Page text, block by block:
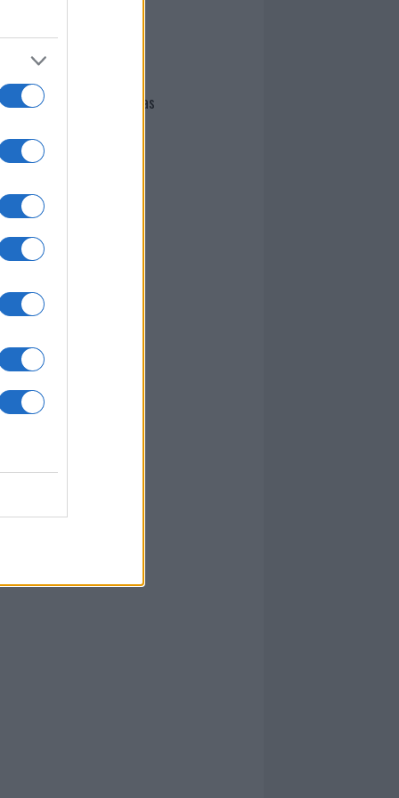
Giovannimaria Cabras